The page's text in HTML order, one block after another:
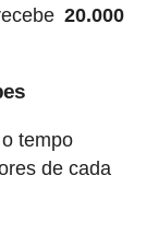
20.000
tempo
de cada